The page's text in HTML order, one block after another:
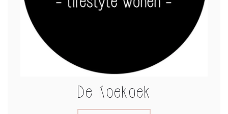
De Koekoek